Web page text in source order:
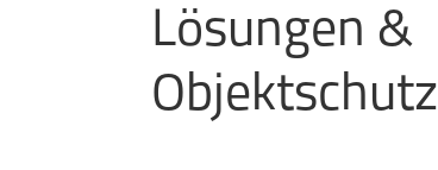
Lösungen &
Objektschutz